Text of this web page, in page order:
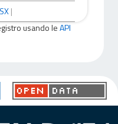
|
usando leAPI